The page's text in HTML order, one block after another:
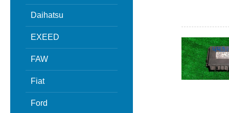
Daihatsu
EXEED
FAW
Fiat
Ford